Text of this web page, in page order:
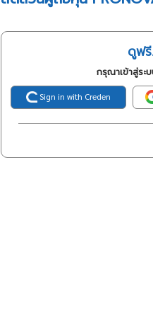
ดูฟรี
กรุณาเข้าสู่ระ
Sign in with Creden